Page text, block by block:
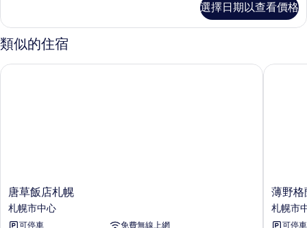
房
(Universal)
的
所
房,
非
吸
房
選擇日期以查看價格
類似的住宿
唐
草
飯
唐草飯店札幌
札幌市中心
可停車
免費無線上網
唐草飯店札幌
薄
野
格
薄野格
札幌市
可停車
薄野格